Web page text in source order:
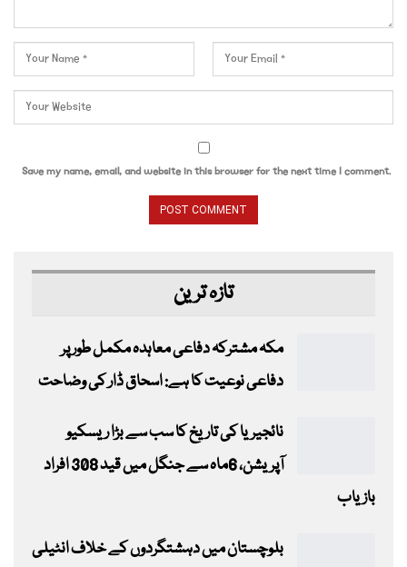
Save my name, email, and website in this browser for the next time I comment.
تازہ ترین
مکہ مشترکہ دفاعی معاہدہ مکمل طور پر
دفاعی نوعیت کا ہے: اسحاق ڈار کی وضاحت
نائجیریا کی تاریخ کا سب سے بڑا ریسکیو
آپریشن، 6ماہ سے جنگل میں قید 308 افراد
بازیاب
بلوچستان میں دہشتگردوں کے خلاف انٹیلی